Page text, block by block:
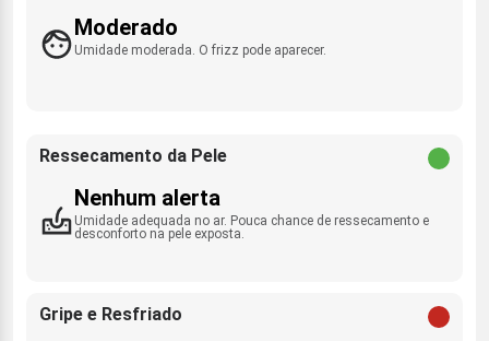
Moderado
Umidade moderada. O frizz pode aparecer.
Ressecamento da Pele
Nenhum alerta
Umidade adequada no ar. Pouca chance de ressecamento e
desconforto na pele exposta.
Gripe e Resfriado